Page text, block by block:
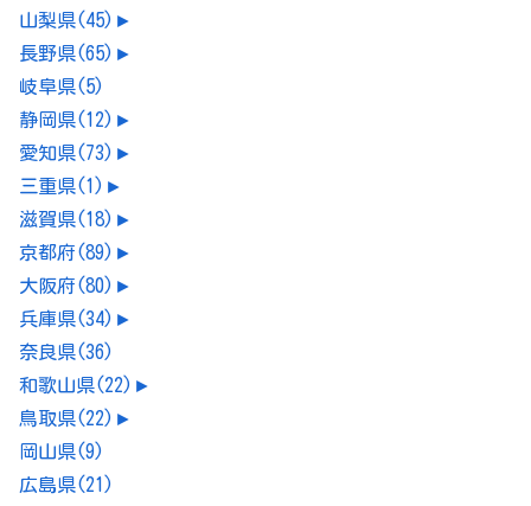
山梨県(45) ►
長野県(65) ►
岐阜県(5)
静岡県(12) ►
愛知県(73) ►
三重県(1) ►
滋賀県(18) ►
京都府(89) ►
大阪府(80) ►
兵庫県(34) ►
奈良県(36)
和歌山県(22) ►
鳥取県(22) ►
岡山県(9)
広島県(21)